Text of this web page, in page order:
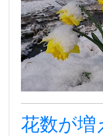
花数が増